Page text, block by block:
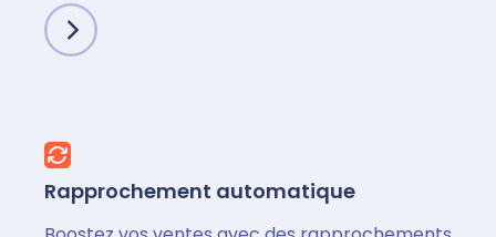
Rapprochement automatique